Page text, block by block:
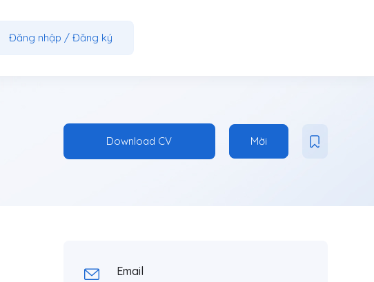
Đăng nhập / Đăng ký
Download CV Mời
Email